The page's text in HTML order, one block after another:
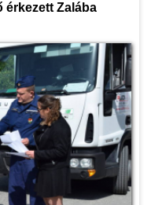
érkezett Zalába